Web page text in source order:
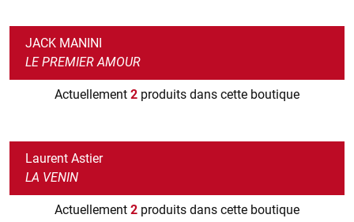
JACK MANINI
LE PREMIER AMOUR
Actuellement 2 produits dans cette boutique
Laurent Astier
LA VENIN
Actuellement 2 produits dans cette boutique